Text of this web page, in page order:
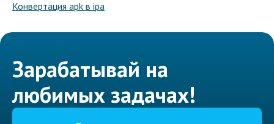
Конвертация apk в ipa
Зарабатывай на
любимых задачах!